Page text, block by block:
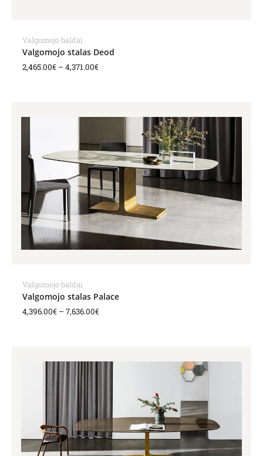
Valgomojo baldai
Valgomojo stalas Deod
2,465.00€ –4,371.00€
Valgomojo baldai
Valgomojo stalas Palace
4,396.00€ –7,636.00€
range:
7,636.00€
range: